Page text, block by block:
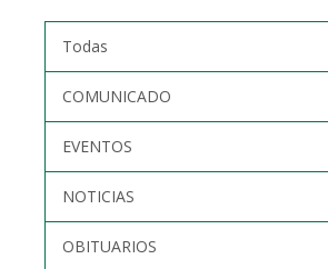
Todas
COMUNICADO
EVENTOS
NOTICIAS
OBITUARIOS